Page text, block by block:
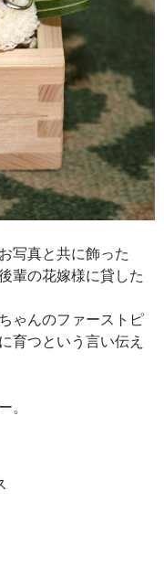
写真と共に飾った
輩の花嫁様に貸した
ゃんのファーストピ
育つという言い伝え
。